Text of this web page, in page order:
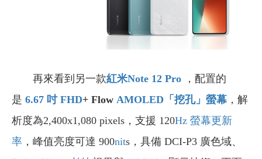
再來看到另一款紅米Note 12 Pro ，配置的
是 6.67 吋 FHD+ Flow AMOLED 「挖孔」螢幕 ，解
析度為2,400x1,080 pixels，支援 120Hz 螢幕更新
率 ，峰值亮度可達 900nits，具備 DCI-P3 廣色域、